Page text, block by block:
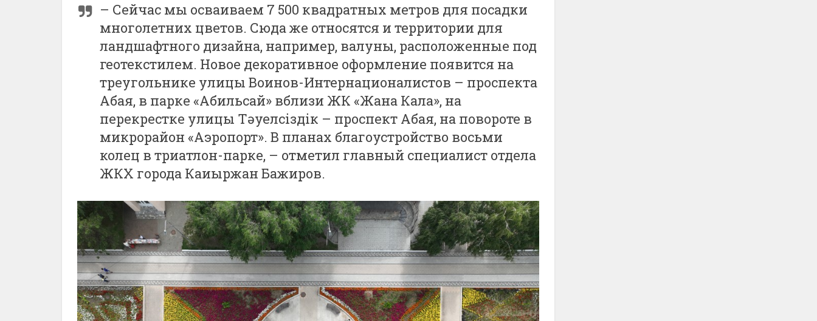
– Сейчас мы осваиваем 7 500 квадратных метров для посадки
многолетних цветов. Сюда же относятся и территории для
ландшафтного дизайна, например, валуны, расположенные под
геотекстилем. Новое декоративное оформление появится на
треугольнике улицы Воинов-Интернационалистов – проспекта
Абая, в парке «Абильсай» вблизи ЖК «Жана Кала», на
перекрестке улицы Тәуелсіздік – проспект Абая, на повороте в
микрорайон «Аэропорт». В планах благоустройство восьми
колец в триатлон-парке, – отметил главный специалист отдела
ЖКХ города Каиыржан Бажиров.